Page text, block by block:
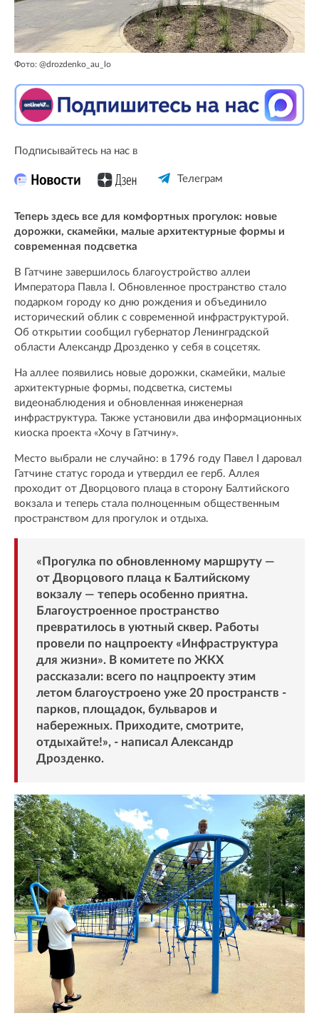
Фото: @drozdenko_au_lo
Подписывайтесь на нас в
Телеграм
Теперь здесь все для комфортных прогулок: новые
дорожки, скамейки, малые архитектурные формы и
современная подсветка
В Гатчине завершилось благоустройство аллеи
Императора Павла I. Обновленное пространство стало
подарком городу ко дню рождения и объединило
исторический облик с современной инфраструктурой.
Об открытии сообщил губернатор Ленинградской
области Александр Дрозденко у себя в соцсетях.
На аллее появились новые дорожки, скамейки, малые
архитектурные формы, подсветка, системы
видеонаблюдения и обновленная инженерная
инфраструктура. Также установили два информационных
киоска проекта «Хочу в Гатчину».
Место выбрали не случайно: в 1796 году Павел I даровал
Гатчине статус города и утвердил ее герб. Аллея
проходит от Дворцового плаца в сторону Балтийского
вокзала и теперь стала полноценным общественным
пространством для прогулок и отдыха.
«Прогулка по обновленному маршруту —
от Дворцового плаца к Балтийскому
вокзалу — теперь особенно приятна.
Благоустроенное пространство
превратилось в уютный сквер. Работы
провели по нацпроекту «Инфраструктура
для жизни». В комитете по ЖКХ
рассказали: всего по нацпроекту этим
летом благоустроено уже 20 пространств -
парков, площадок, бульваров и
набережных. Приходите, смотрите,
отдыхайте!», - написал Александр
Дрозденко.